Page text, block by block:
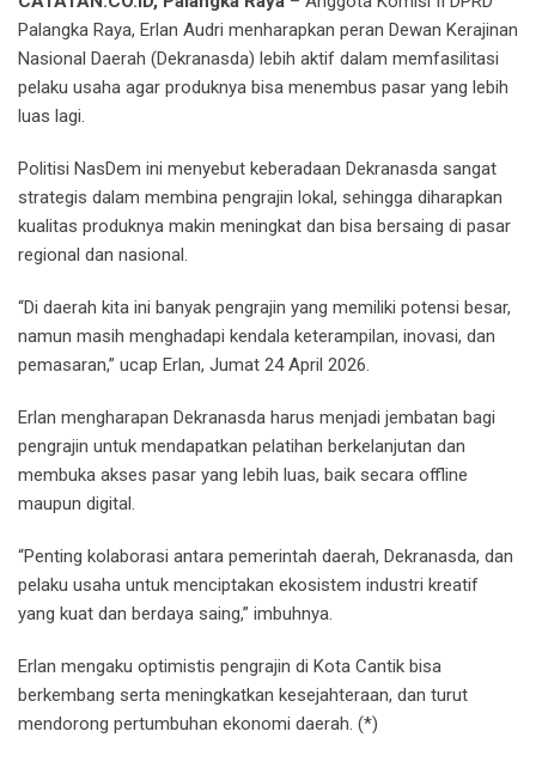
Palangka Raya, Erlan Audri menharapkan peran Dewan Kerajinan
Nasional Daerah (Dekranasda) lebih aktif dalam memfasilitasi
pelaku usaha agar produknya bisa menembus pasar yang lebih
luas lagi.
Politisi NasDem ini menyebut keberadaan Dekranasda sangat
strategis dalam membina pengrajin lokal, sehingga diharapkan
kualitas produknya makin meningkat dan bisa bersaing di pasar
regional dan nasional.
“Di daerah kita ini banyak pengrajin yang memiliki potensi besar,
namun masih menghadapi kendala keterampilan, inovasi, dan
pemasaran,” ucap Erlan, Jumat 24 April 2026.
Erlan mengharapan Dekranasda harus menjadi jembatan bagi
pengrajin untuk mendapatkan pelatihan berkelanjutan dan
membuka akses pasar yang lebih luas, baik secara offline
maupun digital.
“Penting kolaborasi antara pemerintah daerah, Dekranasda, dan
pelaku usaha untuk menciptakan ekosistem industri kreatif
yang kuat dan berdaya saing,” imbuhnya.
Erlan mengaku optimistis pengrajin di Kota Cantik bisa
berkembang serta meningkatkan kesejahteraan, dan turut
mendorong pertumbuhan ekonomi daerah. (*)